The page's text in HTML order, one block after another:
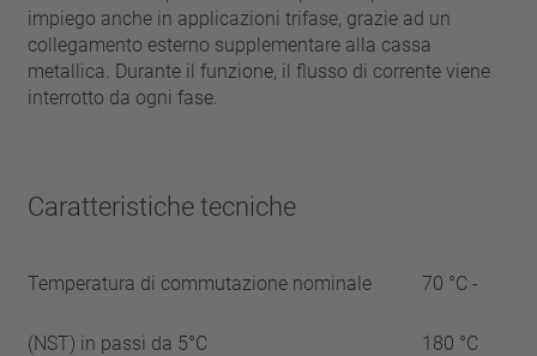
impiego anche in applicazioni trifase, grazie ad un
collegamento esterno supplementare alla cassa
metallica. Durante il funzione, il flusso di corrente viene
interrotto da ogni fase.
Caratteristiche tecniche
Temperatura di commutazione nominale
(NST) in passi da 5°C
70 °C -
180 °C